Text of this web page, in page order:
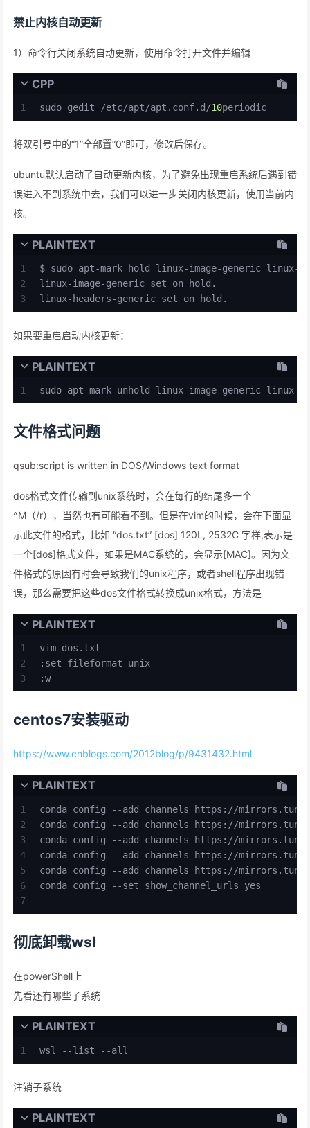
禁止内核自动更新
1）命令行关闭系统自动更新，使用命令打开文件并编辑
CPP
1 sudo gedit /etc/apt/apt.conf.d/10periodic
将双引号中的“1”全部置“0”即可，修改后保存。
ubuntu默认启动了自动更新内核，为了避免出现重启系统后遇到错
误进入不到系统中去，我们可以进一步关闭内核更新，使用当前内
核。
PLAINTEXT
1
2
3
$ sudo apt-mark hold linux-image-generic linux-
linux-image-generic set on hold.
linux-headers-generic set on hold.
如果要重启启动内核更新：
PLAINTEXT
1 sudo apt-mark unhold linux-image-generic linux-
文件格式问题
qsub:script is written in DOS/Windows text format
dos格式文件传输到unix系统时，会在每行的结尾多一个
^M（/r），当然也有可能看不到。但是在vim的时候，会在下面显
示此文件的格式，比如 “dos.txt” [dos] 120L, 2532C 字样,表示是
一个[dos]格式文件，如果是MAC系统的，会显示[MAC]。因为文
件格式的原因有时会导致我们的unix程序，或者shell程序出现错
误，那么需要把这些dos文件格式转换成unix格式，方法是
PLAINTEXT
1
2
3
vim dos.txt
:set fileformat=unix
:w
centos7安装驱动
https://www.cnblogs.com/2012blog/p/9431432.html
PLAINTEXT
1
2
3
4
5
6
7
conda config --add channels https://
conda config --add channels https://
conda config --add channels https://
conda config --add channels https://
conda config --add channels https://
conda config --set show_channel_urls yes
彻底卸载wsl
在powerShell上
先看还有哪些子系统
PLAINTEXT
1 wsl --list --all
注销子系统
PLAINTEXT